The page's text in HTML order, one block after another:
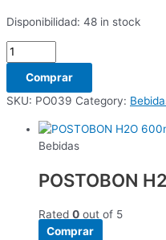
Disponibilidad: 48 in stock
Comprar
SKU: PO039 Category:
Bebidas
POSTOBON
Rated 0 out of 5
Comprar